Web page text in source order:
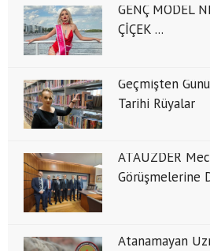
GENÇ MODEL
ÇİÇEK ...
Geçmişten
Tarihi Rüyalar
ATAUZDER
Görüşmelerine
Atanamayan